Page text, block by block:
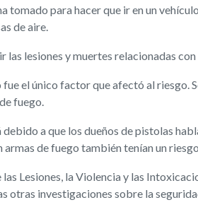
para hacer que ir en un
de aire.
lesiones y muertes relacionadas
el único factor que afectó al riesgo.
fuego.
a que los dueños de pistolas
de fuego también tenían un
Lesiones, la Violencia y las
otras investigaciones sobre la